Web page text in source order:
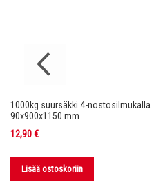
1000kg suursäkki 4-nostosilmukalla
90x900x1150 mm
12,90 €
Lisää ostoskoriin